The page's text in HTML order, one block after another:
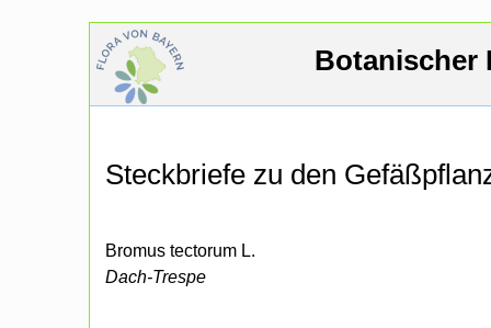
Botanischer
Steckbriefe zu den
Bromus tectorum L.
Dach-Trespe